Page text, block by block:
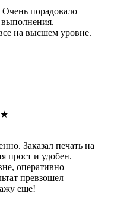
Очень порадовало
выполнения.
на высшем уровне.
★
Заказал печать на
прост и удобен.
оперативно
превзошел
еще!